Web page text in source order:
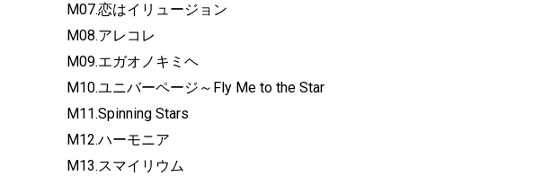
M07.恋はイリュージョン
M08.アレコレ
M09.エガオノキミヘ
M10.ユニバーページ～Fly Me to the Star
M11.Spinning Stars
M12.ハーモニア
M13.スマイリウム